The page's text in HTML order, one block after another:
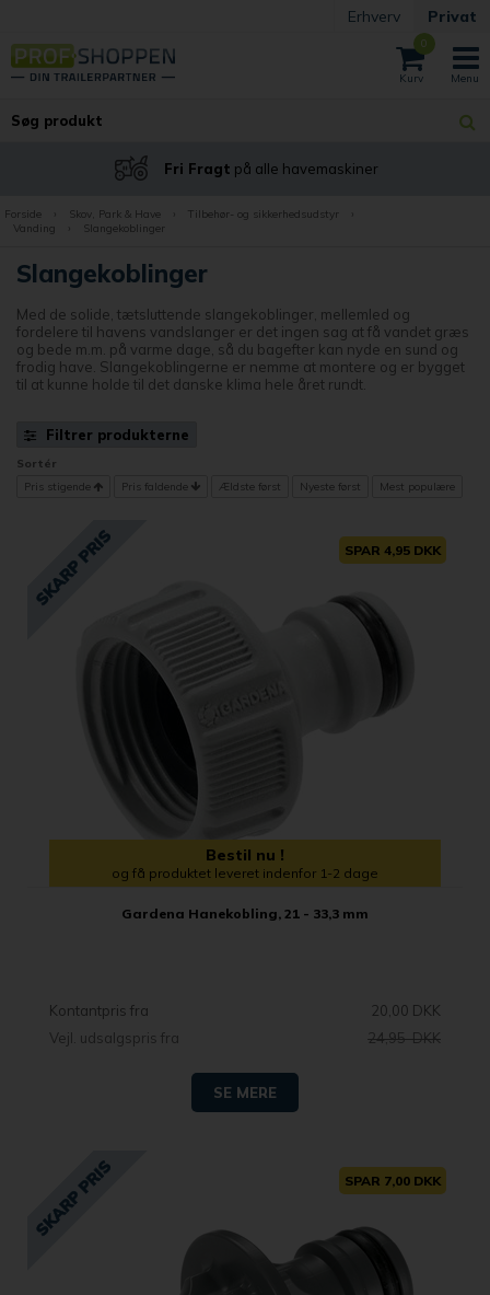
Erhverv Privat
0
Prismatch på alle produkter
Forside Skov, Park & Have Tilbehør- og sikkerhedsudstyr
Vanding
Slangekoblinger
Slangekoblinger
Med de solide, tætsluttende slangekoblinger, mellemled og
fordelere til havens vandslanger er det ingen sag at få vandet græs
og bede m.m. på varme dage, så du bagefter kan nyde en sund og
frodig have. Slangekoblingerne er nemme at montere og er bygget
til at kunne holde til det danske klima hele året rundt.
Filtrer produkterne
Sortér
Pris stigende
Pris faldende Ældste først Nyeste først Mest populære
SPAR 4,95 DKK
Bestil nu !
og få produktet leveret indenfor 1-2 dage
Gardena Hanekobling, 21 - 33,3 mm
Kontantpris fra
20,00 DKK
Vejl. udsalgspris fra
24,95 DKK
SE MERE
SPAR 7,00 DKK